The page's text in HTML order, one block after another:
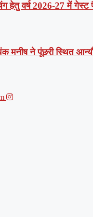
हेतु वर्ष 2026-27 में
मनीष ने पूंछरी स्थित